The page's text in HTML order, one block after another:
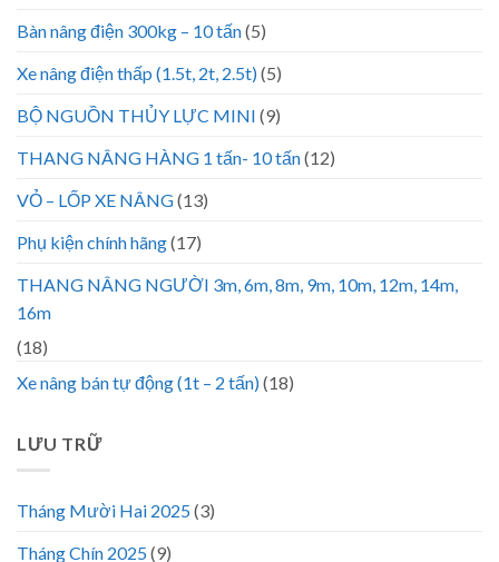
Bàn nâng điện 300kg – 10 tấn(5)
Xe nâng điện thấp (1.5t, 2t, 2.5t)(5)
BỘ NGUỒN THỦY LỰC MINI (9)
THANG NÂNG HÀNG 1 tấn- 10 tấn(12)
VỎ – LỐP XE NÂNG(13)
Phụ kiện chính hãng(17)
THANG NÂNG NGƯỜI 3m, 6m, 8m, 9m, 10m, 12m, 14m,
16m
(18)
Xe nâng bán tự động (1t – 2 tấn)(18)
LƯU TRỮ
Tháng Mười Hai 2025(3)
Tháng Chín 2025(9)